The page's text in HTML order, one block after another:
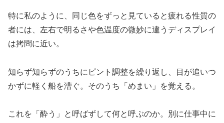
特に私のように、同じ色をずっと見ていると疲れる性質の
者には、左右で明るさや色温度の微妙に違うディスプレイ
は拷問に近い。
知らず知らずのうちにピント調整を繰り返し、目が追いつ
かずに軽く船を漕ぐ。そのうち「めまい」を覚える。
これを「酔う」と呼ばずして何と呼ぶのか。別に仕事中に